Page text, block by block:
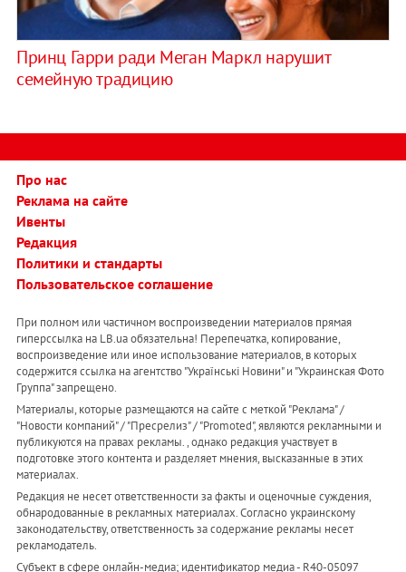
Принц Гарри ради Меган Маркл нарушит
семейную традицию
Про нас
Реклама на сайте
Ивенты
Редакция
Политики и стандарты
Пользовательское соглашение
При полном или частичном воспроизведении материалов прямая
гиперссылка на LB.ua обязательна! Перепечатка, копирование,
воспроизведение или иное использование материалов, в которых
содержится ссылка на агентство "Українськi Новини" и "Украинская Фото
Группа" запрещено.
Материалы, которые размещаются на сайте с меткой "Реклама" /
"Новости компаний" / "Пресрелиз" / "Promoted", являются рекламными и
публикуются на правах рекламы. , однако редакция участвует в
подготовке этого контента и разделяет мнения, высказанные в этих
материалах.
Редакция не несет ответственности за факты и оценочные суждения,
обнародованные в рекламных материалах. Согласно украинскому
законодательству, ответственность за содержание рекламы несет
рекламодатель.
Субъект в сфере онлайн-медиа; идентификатор медиа - R40-05097